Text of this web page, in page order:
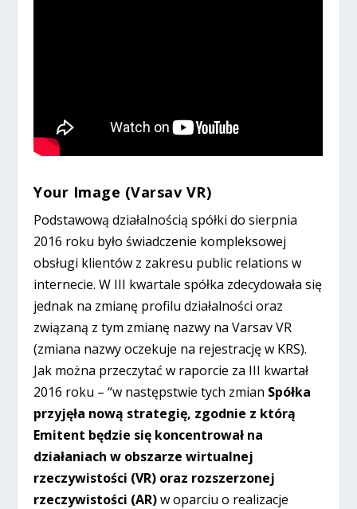
Your Image (Varsav VR)
Podstawową działalnością spółki do sierpnia
2016 roku było świadczenie kompleksowej
obsługi klientów z zakresu public relations w
internecie. W III kwartale spółka zdecydowała się
jednak na zmianę profilu działalności oraz
związaną z tym zmianę nazwy na Varsav VR
(zmiana nazwy oczekuje na rejestrację w KRS).
Jak można przeczytać w raporcie za III kwartał
2016 roku – “w następstwie tych zmian Spółka
przyjęła nową strategię, zgodnie z którą
Emitent będzie się koncentrował na
działaniach w obszarze wirtualnej
rzeczywistości (VR) oraz rozszerzonej
rzeczywistości (AR)w oparciu o realizacje